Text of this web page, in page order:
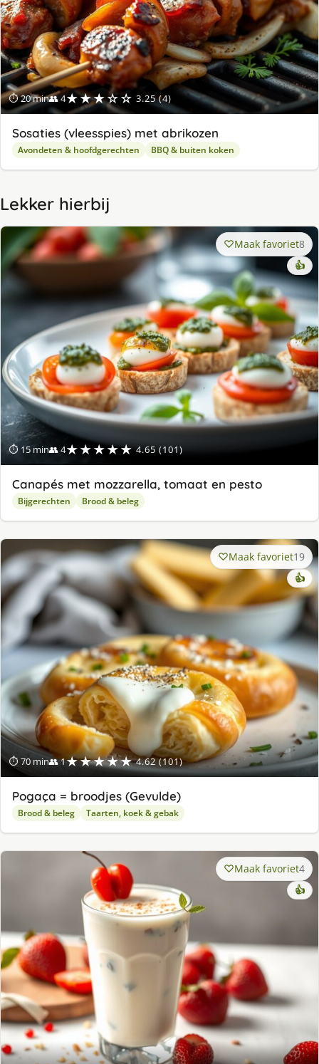
⏱ 20 min👥 4★★★☆☆ 3.25 (4)
Sosaties (vleesspies) met abrikozen
Avondeten & hoofdgerechten BBQ & buiten koken
Lekker hierbij
⏱ 15 min👥 4★★★★★ 4.65 (101)
Maak favoriet8
👍
Canapés met mozzarella, tomaat en pesto
Bijgerechten Brood & beleg
⏱ 70 min👥 1★★★★★ 4.62 (101)
Maak favoriet19
👍
Pogaça = broodjes (Gevulde)
Brood & beleg Taarten, koek & gebak
Maak favoriet4
👍